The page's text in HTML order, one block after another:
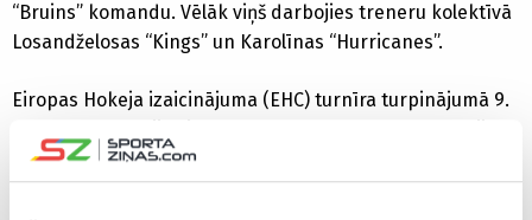
“Bruins” komandu. Vēlāk viņš darbojies treneru kolektīvā
Losandželosas “Kings” un Karolīnas “Hurricanes”.
Eiropas Hokeja izaicinājuma (EHC) turnīra turpinājumā 9.
bet 17. un 18.aprīlī izbraukumā tiks aizvadītas cīņas ar
Norvēģiju.